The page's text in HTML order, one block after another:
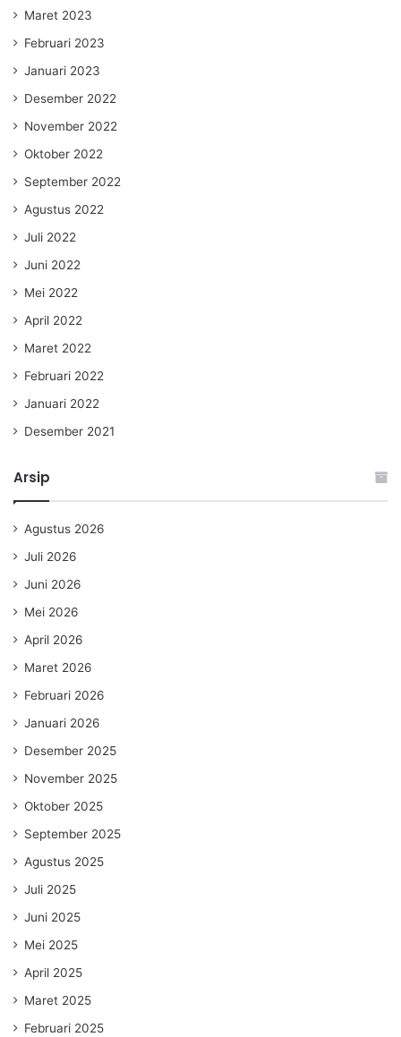
Maret 2023
Februari 2023
Januari 2023
Desember 2022
November 2022
Oktober 2022
September 2022
Agustus 2022
Juli 2022
Juni 2022
Mei 2022
April 2022
Maret 2022
Februari 2022
Januari 2022
Desember 2021
Arsip
Agustus 2026
Juli 2026
Juni 2026
Mei 2026
April 2026
Maret 2026
Februari 2026
Januari 2026
Desember 2025
November 2025
Oktober 2025
September 2025
Agustus 2025
Juli 2025
Juni 2025
Mei 2025
April 2025
Maret 2025
Februari 2025